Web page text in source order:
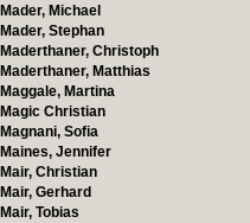
Mader, Michael
Mader, Stephan
Maderthaner, Christoph
Maderthaner, Matthias
Maggale, Martina
Magic Christian
Magnani, Sofia
Maines, Jennifer
Mair, Christian
Mair, Gerhard
Mair, Tobias